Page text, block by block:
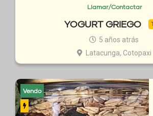
Llamar/Contactar
YOGURT GRIEGO
5 años atrás
Latacunga, Cotopaxi
Vendo